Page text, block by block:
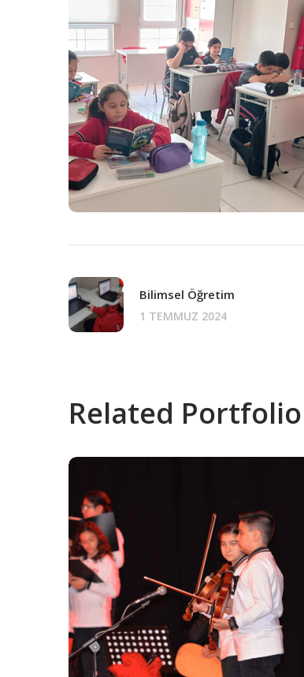
Bilimsel Öğretim
1 TEMMUZ 2024
Related Portfolio
Etkinlikler
ETKINLIKLER